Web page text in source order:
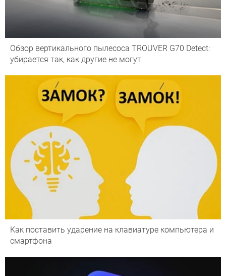
Обзор вертикального пылесоса TROUVER G70 Detect:
убирается так, как другие не могут
Как поставить ударение на клавиатуре компьютера и
смартфона